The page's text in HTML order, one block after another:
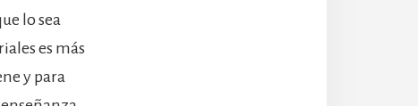
lo sea
es más
y para